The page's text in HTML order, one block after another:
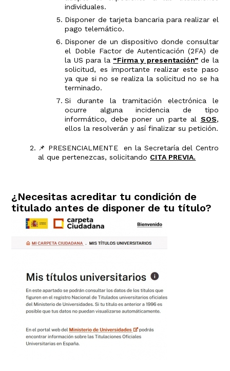
individuales.
Disponer de tarjeta bancaria para realizar el
pago telemático.
Disponer de un dispositivo donde consultar
el Doble Factor de Autenticación (2FA) de
la US para la “Firma y presentación”de la
solicitud, es importante realizar este paso
ya que si no se realiza la solicitud no se ha
terminado.
Si durante la tramitación electrónica le
ocurre alguna incidencia de tipo
informático, debe poner un parte al SOS,
ellos la resolverán y así finalizar su petición.
📌 PRESENCIALMENTE en la Secretaría del Centro
al que pertenezcas, solicitando CITA PREVIA.
¿Necesitas acreditar tu condición de
titulado antes de disponer de tu título?